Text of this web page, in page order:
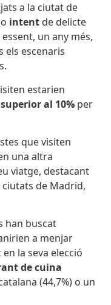
a la ciutat de
o intent de delicte
un any més,
els escenaris
estarien
al 10% per
que visiten
una altra
viatge, destacant
de Madrid,
han buscat
a menjar
la seva elecció
de cuina
(44,7%) o un